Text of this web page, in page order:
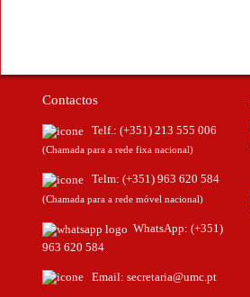
Contactos
Telf.: (+351) 213 555 006
(Chamada para a rede fixa nacional)
Telm: (+351) 963 620 584
(Chamada para a rede móvel nacional)
WhatsApp: (+351)
963 620 584
Email: secretaria@umc.pt